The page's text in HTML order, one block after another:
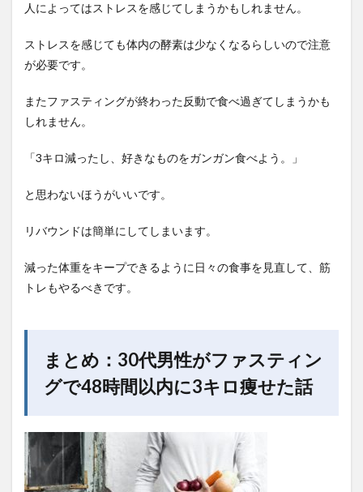
人によってはストレスを感じてしまうかもしれません。
ストレスを感じても体内の酵素は少なくなるらしいので注意
が必要です。
またファスティングが終わった反動で食べ過ぎてしまうかも
しれません。
「3キロ減ったし、好きなものをガンガン食べよう。」
と思わないほうがいいです。
リバウンドは簡単にしてしまいます。
減った体重をキープできるように日々の食事を見直して、筋
トレもやるべきです。
まとめ：30代男性がファスティン
グで48時間以内に3キロ痩せた話